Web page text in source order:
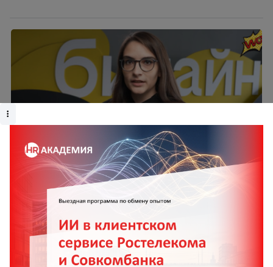
Голоса Билайна
Валерий Сарычев